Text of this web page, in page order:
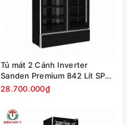
Tủ mát 2 Cánh Inverter
Sanden Premium 842 Lít SPB-
1000P
28.700.000₫